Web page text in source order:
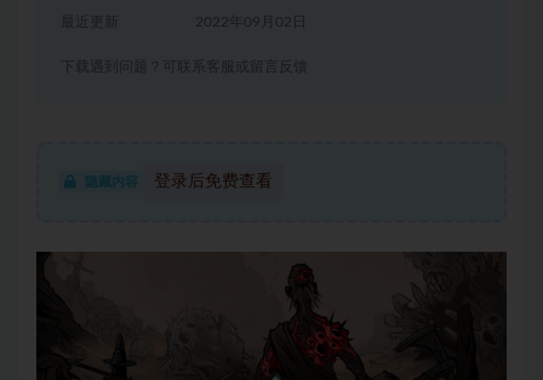
2022年09月02日
下载遇到问题？可联系客服或留言反馈
隐藏内容 登录后免费查看